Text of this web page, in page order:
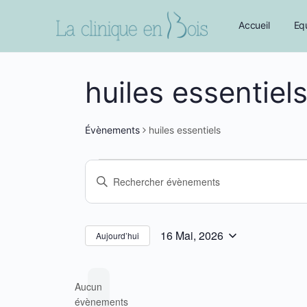
Accueil
huiles essentiels
Évènements huiles essentiels
Évènements
for
Mai,
Aucun
évènements
Recherche
de
Évènements
Saisir
Rechercher
mot-
Aujourd’hui 16 Mai, 2026